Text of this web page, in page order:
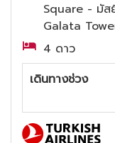
Square - มัส
Galata
4 ดาว
เดินทางช่วง